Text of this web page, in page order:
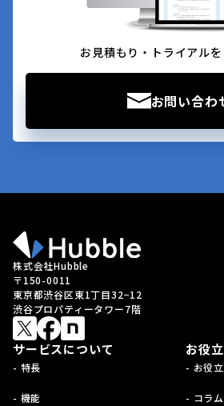
お見積もり・トライアル
お問い合わ
株式会社Hubble
〒150-0011
東京都渋谷区東1丁目32−12
渋谷プロパティータワー7階
サービスについて
- 特長
- 機能
お役
- お役
- コラム